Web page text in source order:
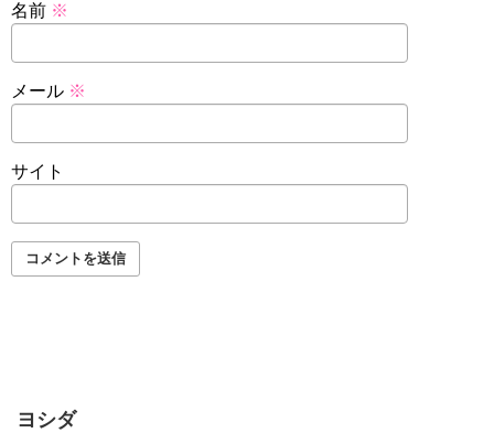
名前 ※
メール ※
サイト
ヨシダ